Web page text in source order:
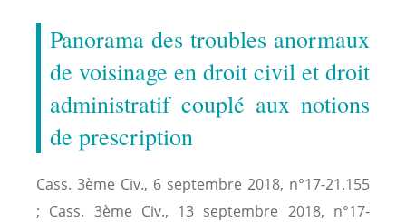
Panorama des troubles anormaux
de voisinage en droit civil et droit
administratif couplé aux notions
de prescription
Cass. 3ème Civ., 6 septembre 2018, n°17-21.155
; Cass. 3ème Civ., 13 septembre 2018, n°17-